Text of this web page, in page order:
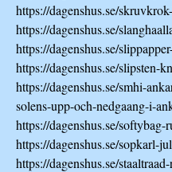
https://dagenshus.se/
https://dagenshus.se/
https://dagenshus.se/
https://dagenshus.se/slipsten-
https://dagenshus.se/smhi-
solens-upp-och-nedgaang-i-
https://dagenshus.se/softybag-
https://dagenshus.se/sopkarl-
https://dagenshus.se/